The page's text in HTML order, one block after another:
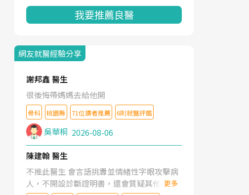
我要推薦良醫
網友就醫經驗分享
謝邦鑫 醫生
很後悔帶媽媽去給他開
骨科 桃園縣 71位讀者推薦 6則就醫評鑑
吳華桐 2026-08-06
陳建翰 醫生
不推此醫生 會言語挑釁並情緒性字眼攻擊病
人，不開設診斷證明書，還會質疑其他醫生
更多